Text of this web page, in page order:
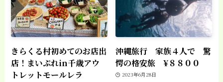
きらくる村初めてのお店出
店！まいぷれin千歳アウ
トレットモールレラ
沖縄旅行 家族４人で 驚
愕の格安旅 ¥８８００
2023年6月28日